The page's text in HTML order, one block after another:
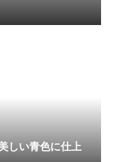
しい青色に仕上